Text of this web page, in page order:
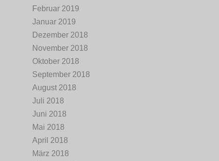
Februar 2019
Januar 2019
Dezember 2018
November 2018
Oktober 2018
September 2018
August 2018
Juli 2018
Juni 2018
Mai 2018
April 2018
März 2018